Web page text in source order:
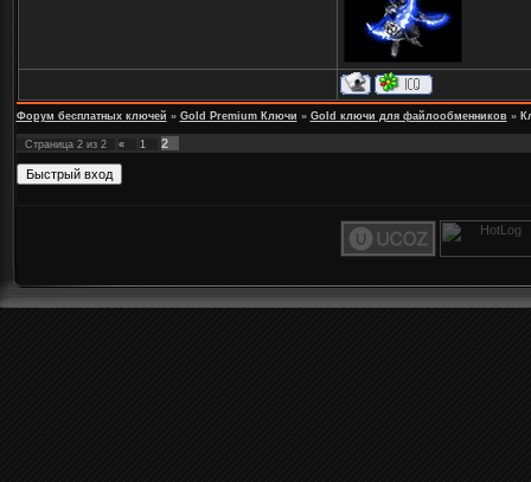
Форум бесплатных ключей » Gold Premium Ключи » Gold ключи для файлообменников »
Страница 2из 2 « 1 2